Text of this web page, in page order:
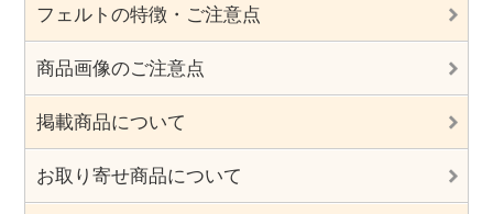
フェルトの特徴・ご注意点
商品画像のご注意点
掲載商品について
お取り寄せ商品について